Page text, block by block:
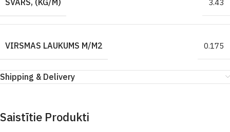
SVARS, (KG/M) 3.43
VIRSMAS LAUKUMS M/M2 0.175
Shipping & Delivery
Saistītie Produkti